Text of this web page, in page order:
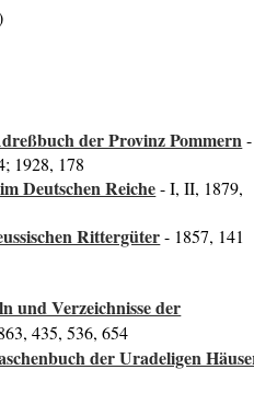
der Provinz Pommern-
1928, 178
Deutschen Reiche- I, II, 1879,
Rittergüter- 1857, 141
und Verzeichnisse der
435, 536, 654
der Uradeligen